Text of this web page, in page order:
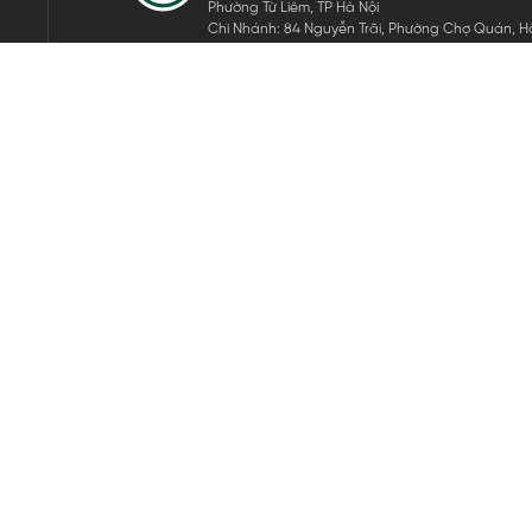
Phường Từ Liêm, TP Hà Nội
Chi Nhánh: 84 Nguyễn Trãi, Phường Chợ Quán,